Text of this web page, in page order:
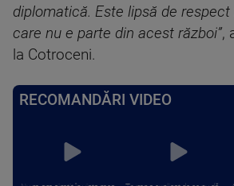
diplomatică. Este lipsă de
care nu e parte din acest război”,
la Cotroceni.
RECOMANDĂRI VIDEO